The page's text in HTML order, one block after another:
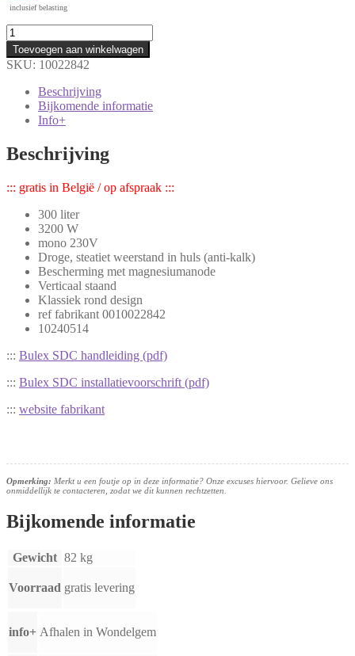
inclusief belasting
Bulex
SDC
300
S
elektrische
boiler
aantal
Toevoegen aan winkelwagen
SKU: 10022842
Beschrijving
Bijkomende informatie
Info+
Beschrijving
::: gratis in België / op afspraak :::
300 liter
3200 W
mono 230V
Droge, steatiet weerstand in huls (anti-kalk)
Bescherming met magnesiumanode
Verticaal staand
Klassiek rond design
ref fabrikant 0010022842
10240514
::: Bulex SDC handleiding (pdf)
::: Bulex SDC installatievoorschrift (pdf)
::: website fabrikant
Opmerking: Merkt u een foutje op in deze informatie? Onze excuses hiervoor. Gelieve ons
onmiddellijk te contacteren, zodat we dit kunnen rechtzetten.
Bijkomende informatie
Gewicht 82 kg
Voorraad gratis levering
info+ Afhalen in Wondelgem